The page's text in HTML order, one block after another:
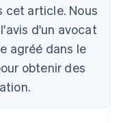
cet article. Nous
d'un avocat
agréé dans le
obtenir des